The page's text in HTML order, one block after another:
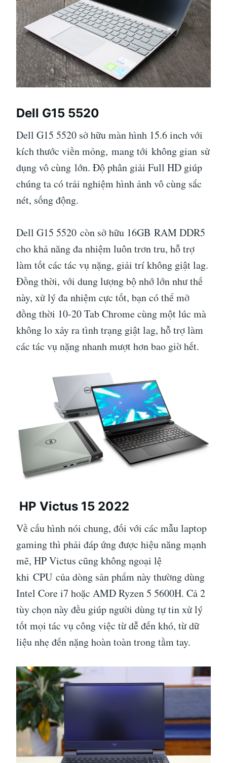
Dell G15 5520
Dell G15 5520 sở hữu màn hình 15.6 inch với
kích thước viền mỏng, mang tới không gian sử
dụng vô cùng lớn. Độ phân giải Full HD giúp
chúng ta có trải nghiệm hình ảnh vô cùng sắc
nét, sống động.
Dell G15 5520 còn sở hữu 16GB RAM DDR5
cho khả năng đa nhiệm luôn trơn tru, hỗ trợ
làm tốt các tác vụ nặng, giải trí không giật lag.
Đồng thời, với dung lượng bộ nhớ lớn như thế
này, xử lý đa nhiệm cực tốt, bạn có thể mở
đồng thời 10-20 Tab Chrome cùng một lúc mà
không lo xảy ra tình trạng giật lag, hỗ trợ làm
các tác vụ nặng nhanh mượt hơn bao giờ hết.
HP Victus 15 2022
Về cấu hình nói chung, đối với các mẫu laptop
gaming thì phải đáp ứng được hiệu năng mạnh
mẽ, HP Victus cũng không ngoại lệ
khi CPU của dòng sản phẩm này thường dùng
Intel Core i7 hoặc AMD Ryzen 5 5600H. Cả 2
tùy chọn này đều giúp người dùng tự tin xử lý
tốt mọi tác vụ công việc từ dễ đến khó, từ dữ
liệu nhẹ đến nặng hoàn toàn trong tầm tay.